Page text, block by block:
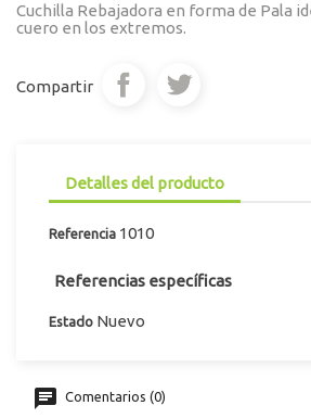
Cuchilla Rebajadora en forma de Pala
cuero en los extremos.
Compartir
Detalles del producto
Referencia 1010
Referencias específicas
Estado Nuevo
Comentarios (0)